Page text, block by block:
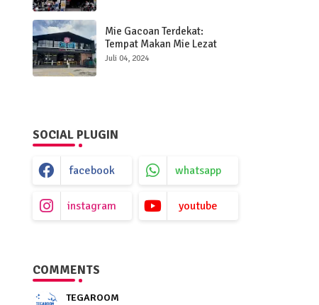
Mie Gacoan Terdekat:
Tempat Makan Mie Lezat
yang Bisa Anda Kunjungi
Juli 04, 2024
SOCIAL PLUGIN
facebook whatsapp
instagram youtube
COMMENTS
TEGAROOM